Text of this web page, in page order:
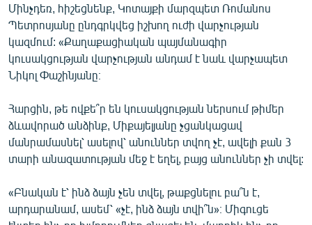
Մինչդեռ, հիշեցնենք, Կոտայքի մարզպետ Ռոմանոս
Պետրոսյանը ընդգրկվեց իշխող ուժի վարչության
կազմում: «Քաղաքացիական պայմանագիր
կուսակցության վարչության անդամ է նաև վարչապետ
Նիկոլ Փաշինյանը։
Հարցին, թե ովքե՞ր են կուսակցության ներսում թիմեր
ձևավորած անձինք, Միքայելյանը չցանկացավ
մանրամասնել՝ ասելով՝ անուններ տվող չէ, ավելի քան 3
տարի անազատության մեջ է եղել, բայց անուններ չի տվել:
«Բնական է՝ ինձ ձայն չեն տվել, թաքցնելու բա՞ն է,
արդարանամ, ասեմ՝ «չէ, ինձ ձայն տվի՞ն»։ Միգուցե